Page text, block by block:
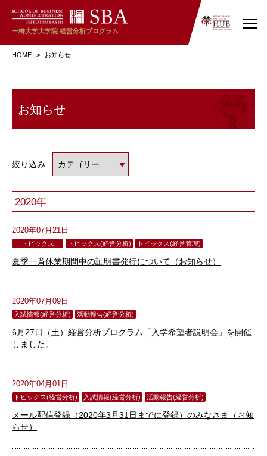
一橋大学大学院 経営分析プログラム
HOME お知らせ
お知らせ
絞り込み
2020年
2020年07月21日
トピックス トピックス(経営分析) トピックス(経営管理)
夏季一斉休業期間中の証明書発行について（お知らせ）
2020年07月09日
入試情報(経営分析) 活動報告(経営分析)
6月27日（土）経営分析プログラム「入学希望者説明会」を開催
しました。
2020年04月01日
トピックス(経営分析) 入試情報(経営分析) 活動報告(経営分析)
メール配信登録（2020年3月31日までに登録）のみなさま（お知
らせ）